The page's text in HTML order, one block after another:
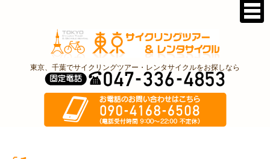
東京、千葉でサイクリングツアー・レンタサイクルをお探しなら